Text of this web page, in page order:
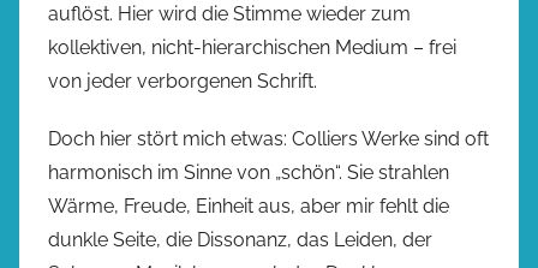
auflöst. Hier wird die Stimme wieder zum
kollektiven, nicht-hierarchischen Medium – frei
von jeder verborgenen Schrift.
Doch hier stört mich etwas: Colliers Werke sind oft
harmonisch im Sinne von „schön“. Sie strahlen
Wärme, Freude, Einheit aus, aber mir fehlt die
dunkle Seite, die Dissonanz, das Leiden, der